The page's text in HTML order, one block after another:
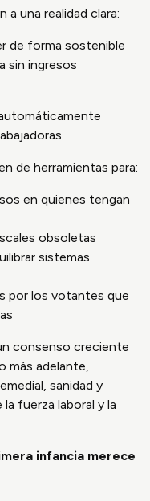
una realidad clara:
de forma sostenible
sin ingresos
de herramientas para:
en quienes tengan
obsoletas
sistemas
por los votantes que
consenso creciente
más adelante,
sanidad y
fuerza laboral y la
infancia merece